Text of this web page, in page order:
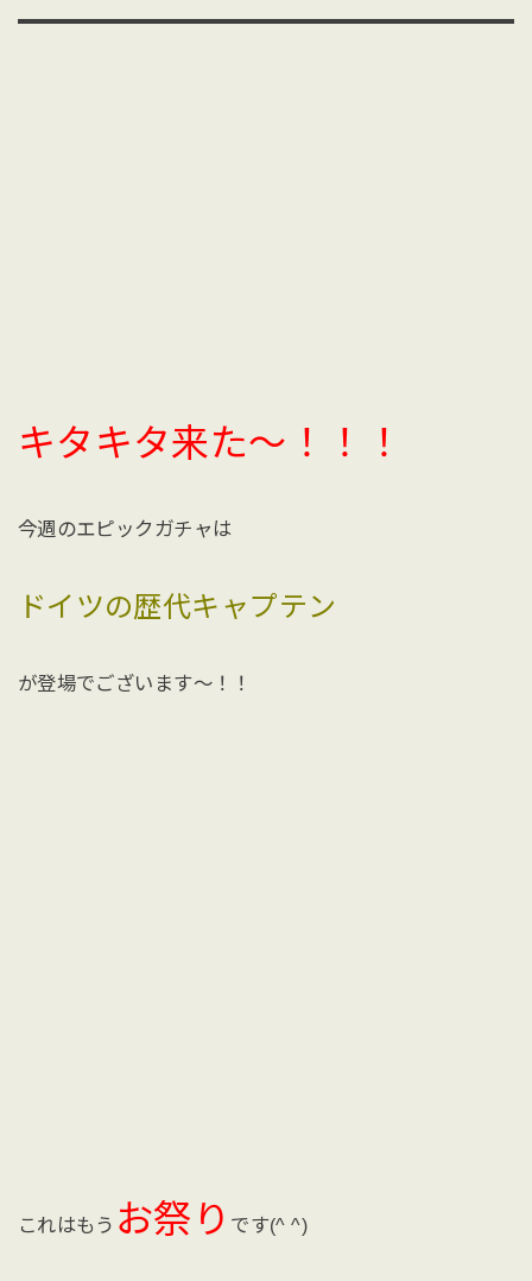
キタキタ来た〜！！！
今週のエピックガチャは
ドイツの歴代キャプテン
が登場でございます〜！！
これはもう お祭り です(^ ^)